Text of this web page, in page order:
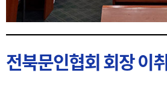
전북문인협회 회장 이